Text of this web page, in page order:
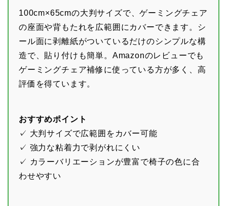
100cm×65cmの大判サイズで、ゲーミングチェア
の座面や背もたれを広範囲にカバーできます。シ
ール面に剥離紙がついているだけのシンプルな構
造で、貼り付けも簡単。Amazonのレビューでも
ゲーミングチェア補修に使っている方が多く、高
評価を得ています。
おすすめポイント
✓ 大判サイズで広範囲をカバー可能
✓ 強力な粘着力で剥がれにくい
✓ カラーバリエーションが豊富で椅子の色に合
わせやすい